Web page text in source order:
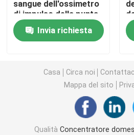
Apparecchiatura medica di
Termometro di Digital della
Monitor di pressione
sangue dell'ossimetro
di impulso della punta
delle dita di pi SPO2,
monitor livellato
dell'ossigeno del
Invia richiesta
Casa Circa noi
Mappa del sito
QualitàConcentratore